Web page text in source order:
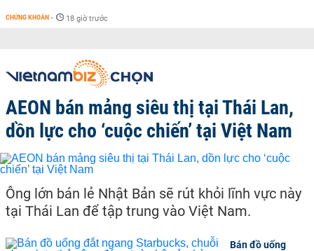
CHỨNG KHOÁN - 18 giờ trước
AEON bán mảng siêu thị tại Thái Lan,
dồn lực cho ‘cuộc chiến’ tại Việt Nam
Ông lớn bán lẻ Nhật Bản sẽ rút khỏi lĩnh vực này
tại Thái Lan để tập trung vào Việt Nam.
Bán đồ uống